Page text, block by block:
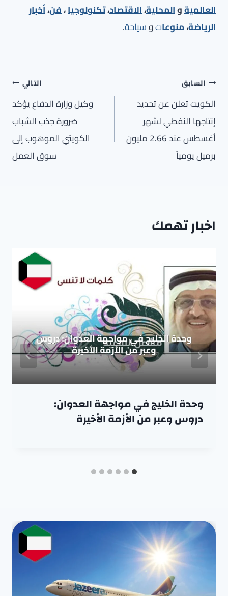
العالميةوالمحلية،الاقتصاد،تكنولوجيا،فن،أخبار
الرياضة،منوعاتوسياحة.
تصفّح
المقالات
السابق
الكويت تعلن عن تحديد
إنتاجها النفطي لشهر
أغسطس عند 2.66 مليون
برميل يومياً
التالي
وكيل وزارة الدفاع يؤكد
ضرورة جذب الشباب
الكويتي الموهوب إلى
سوق العمل
اخبار تهمك
وحدة الخليج في مواجهة العدوان:
دروس وعبر من الأزمة الأخيرة